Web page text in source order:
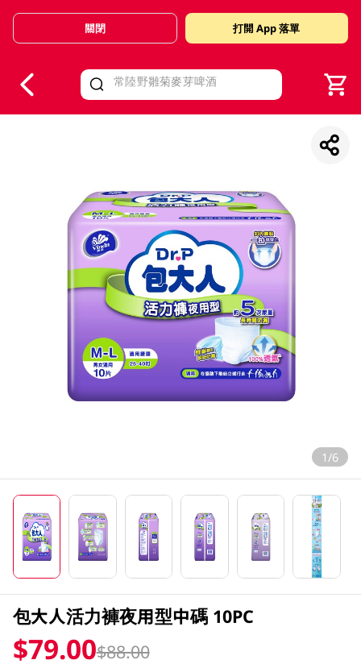
Valid Until 30 June 2026
關閉 打開 App 落單
1/6
包大人活力褲夜用型中碼 10PC
$79.00$88.00